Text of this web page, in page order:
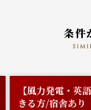
条件
【風力発電・英
きる方/宿舎あり